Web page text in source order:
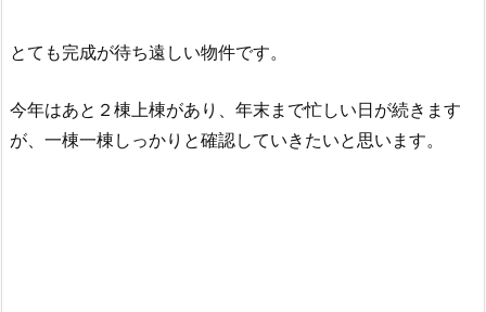
とても完成が待ち遠しい物件です。
今年はあと２棟上棟があり、年末まで忙しい日が続きます
が、一棟一棟しっかりと確認していきたいと思います。